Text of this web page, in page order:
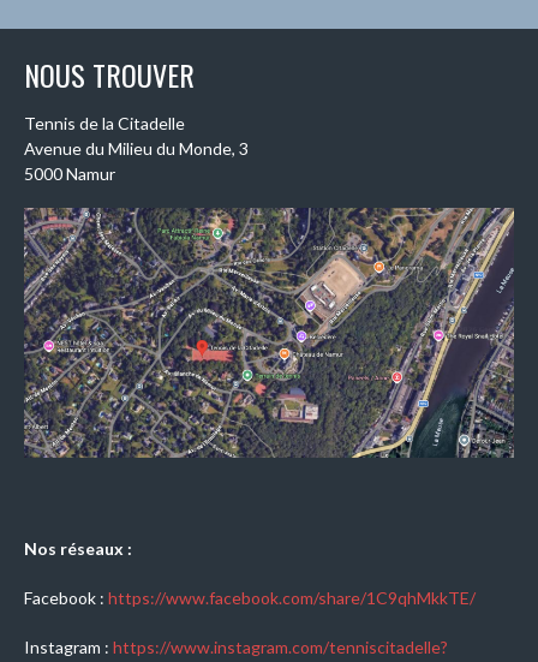
NOUS TROUVER
Tennis de la Citadelle
Avenue du Milieu du Monde, 3
5000 Namur
Nos réseaux :
Facebook : https://www.facebook.com/share/1C9qhMkkTE/
Instagram : https://www.instagram.com/tenniscitadelle?